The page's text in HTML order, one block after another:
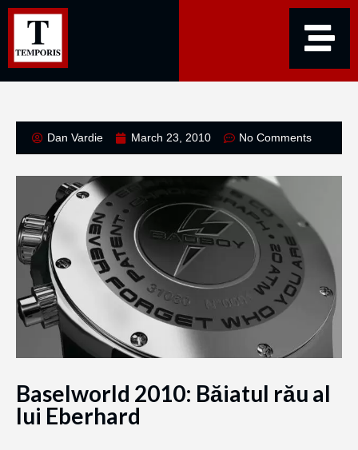
Dan Vardie March 23, 2010 No Comments
Baselworld 2010: Băiatul rău al
lui Eberhard